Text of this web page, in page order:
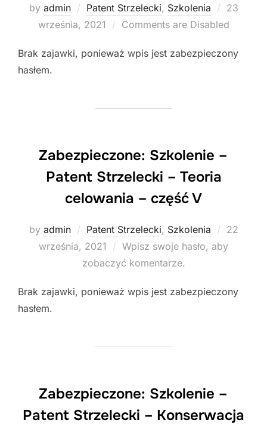
by admin Patent Strzelecki, Szkolenia
Posted
on
23
września, 2021
Comments are Disabled
Brak zajawki, ponieważ wpis jest zabezpieczony
hasłem.
Zabezpieczone: Szkolenie –
Patent Strzelecki – Teoria
celowania – część V
by admin Patent Strzelecki, Szkolenia
Posted
on
22
września, 2021
Wpisz swoje hasło, aby
zobaczyć komentarze.
Brak zajawki, ponieważ wpis jest zabezpieczony
hasłem.
Zabezpieczone: Szkolenie –
Patent Strzelecki – Konserwacja